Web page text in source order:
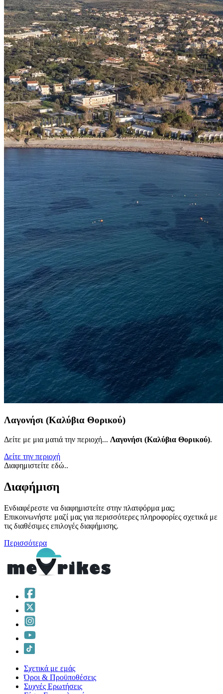
Λαγονήσι (Καλύβια Θορικού)
Δείτε με μια ματιά την περιοχή... Λαγονήσι (Καλύβια Θορικού).
Δείτε την περιοχή
Διαφημιστείτε εδώ..
Διαφήμιση
Ενδιαφέρεστε να διαφημιστείτε στην πλατφόρμα μας;
Επικοινωνήστε μαζί μας για περισσότερες πληροφορίες σχετικά με
τις διαθέσιμες επιλογές διαφήμισης.
Περισσότερα
Σχετικά με εμάς
Όροι & Προϋποθέσεις
Συχνές Ερωτήσεις